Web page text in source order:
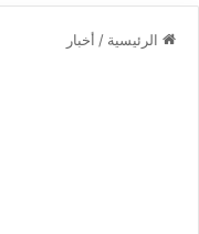
الرئيسية / أخبار